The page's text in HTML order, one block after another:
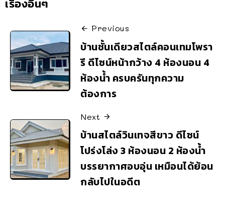
เรื่องอื่นๆ
Previous
บ้านชั้นเดียวสไตล์คอนเทมโพรา
รี ดีไซน์หน้ากว้าง 4 ห้องนอน 4
ห้องน้ำ ครบครันทุกความ
ต้องการ
Next
บ้านสไตล์วินเทจสีขาว ดีไซน์
โปร่งโล่ง 3 ห้องนอน 2 ห้องน้ำ
บรรยากาศอบอุ่น เหมือนได้ย้อน
กลับไปในอดีต